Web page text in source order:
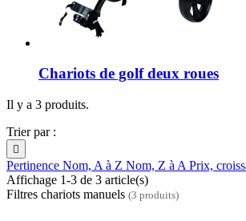
Chariots de golf deux roues
Il y a 3 produits.
Trier par :

Pertinence Nom, A à Z Nom, Z à A Prix,
Affichage 1-3 de 3 article(s)
Filtres chariots manuels (3 produits)